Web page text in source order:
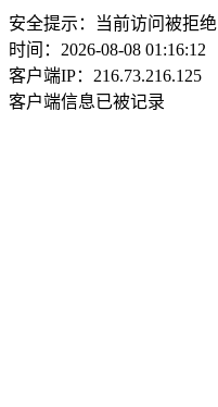
安全提示：当前访问被拒绝
时间：2026-08-08 01:16:12
客户端IP：216.73.216.125
客户端信息已被记录